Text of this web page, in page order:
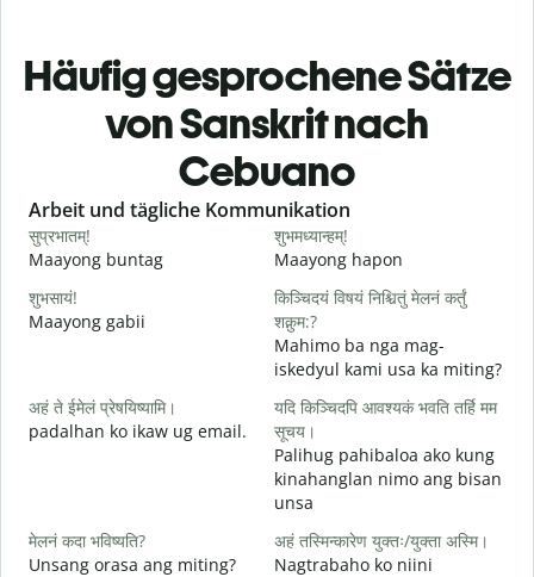
Häufig gesprochene Sätze
von Sanskrit nach
Cebuano
Slide 1 of 6
Arbeit und tägliche Kommunikation
सुप्रभातम्!
Maayong buntag
शुभमध्यान्हम्!
Maayong hapon
शुभसायं!
Maayong gabii
किञ्चिदयं विषयं निश्चितुं मेलनं कर्तुं
शक्नुम:?
Mahimo ba nga mag-
iskedyul kami usa ka miting?
अहं ते ईमेलं प्रेषयिष्यामि।
padalhan ko ikaw ug email.
यदि किञ्चिदपि आवश्यकं भवति तर्हि मम
सूचय।
Palihug pahibaloa ako kung
kinahanglan nimo ang bisan
unsa
मेलनं कदा भविष्यति?
Unsang orasa ang miting?
अहं तस्मिन्कारेण युक्तः/युक्ता अस्मि।
Nagtrabaho ko niini